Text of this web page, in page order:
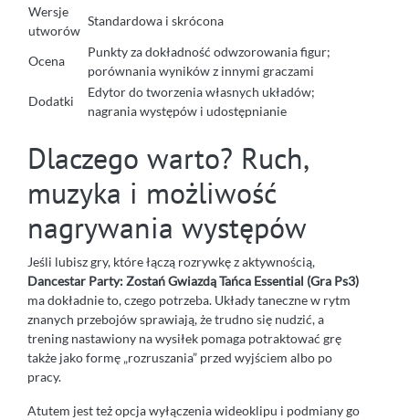
Wersje
utworów
Standardowa i skrócona
Ocena
Punkty za dokładność odwzorowania figur;
porównania wyników z innymi graczami
Dodatki
Edytor do tworzenia własnych układów;
nagrania występów i udostępnianie
Dlaczego warto? Ruch,
muzyka i możliwość
nagrywania występów
Jeśli lubisz gry, które łączą rozrywkę z aktywnością,
Dancestar Party: Zostań Gwiazdą Tańca Essential (Gra Ps3)
ma dokładnie to, czego potrzeba. Układy taneczne w rytm
znanych przebojów sprawiają, że trudno się nudzić, a
trening nastawiony na wysiłek pomaga potraktować grę
także jako formę „rozruszania” przed wyjściem albo po
pracy.
Atutem jest też opcja wyłączenia wideoklipu i podmiany go